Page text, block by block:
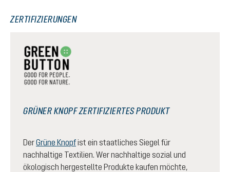
ZERTIFIZIERUNGEN
GRÜNER KNOPF ZERTIFIZIERTES PRODUKT
DerGrüne Knopfist ein staatliches Siegel für
nachhaltige Textilien. Wer nachhaltige sozial und
ökologisch hergestellte Produkte kaufen möchte,